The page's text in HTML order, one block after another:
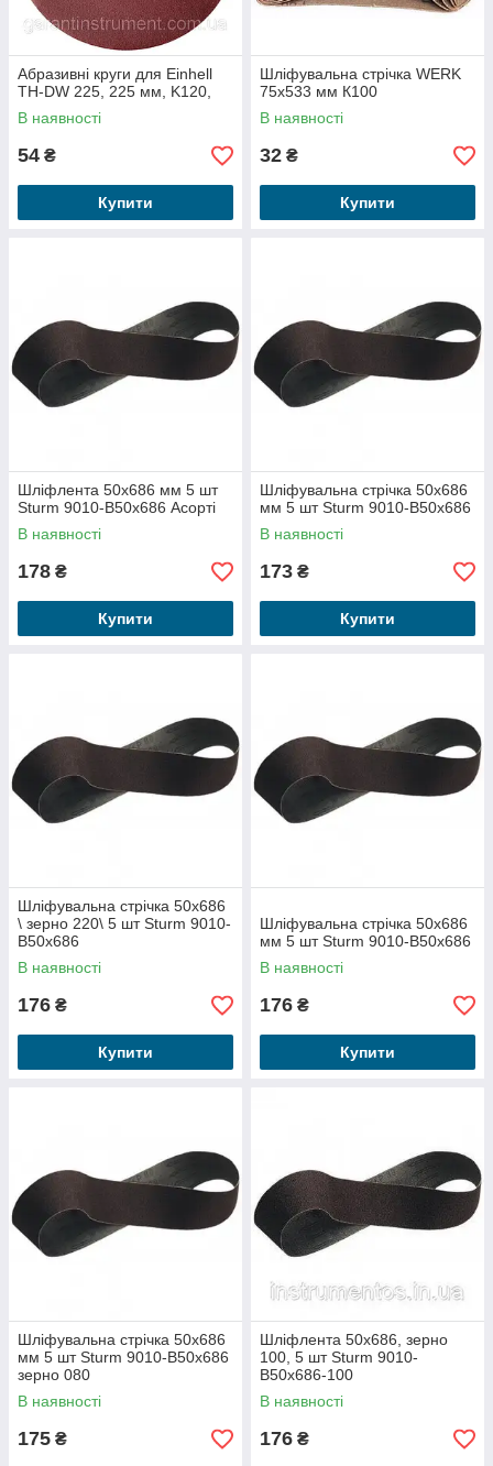
Абразивні круги для Einhell
TH-DW 225, 225 мм, K120,
В наявності
54 ₴
Купити
Шліфувальна стрічка WERK
75х533 мм К100
В наявності
32 ₴
Купити
Шліфлента 50х686 мм 5 шт
Sturm 9010-B50x686 Асорті
В наявності
178 ₴
Купити
Шліфувальна стрічка 50х686
мм 5 шт Sturm 9010-B50x686
В наявності
173 ₴
Купити
Шліфувальна стрічка 50х686
\ зерно 220\ 5 шт Sturm 9010-
B50x686
В наявності
176 ₴
Купити
Шліфувальна стрічка 50х686
мм 5 шт Sturm 9010-B50x686
В наявності
176 ₴
Купити
Шліфувальна стрічка 50х686
мм 5 шт Sturm 9010-B50x686
зерно 080
В наявності
175 ₴
Шліфлента 50x686, зерно
100, 5 шт Sturm 9010-
B50x686-100
В наявності
176 ₴